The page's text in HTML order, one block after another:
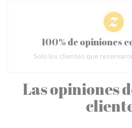
Las opiniones
100% de opiniones
Solo los clientes que